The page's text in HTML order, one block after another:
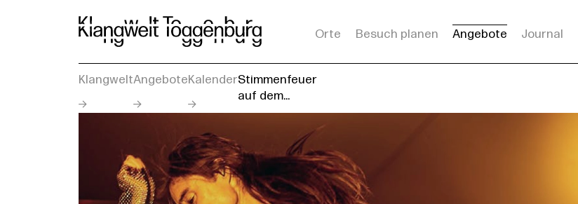
Orte Besuch planen Angebote Journal
KlangweltAngeboteKalenderStimmenfeuer
auf dem...